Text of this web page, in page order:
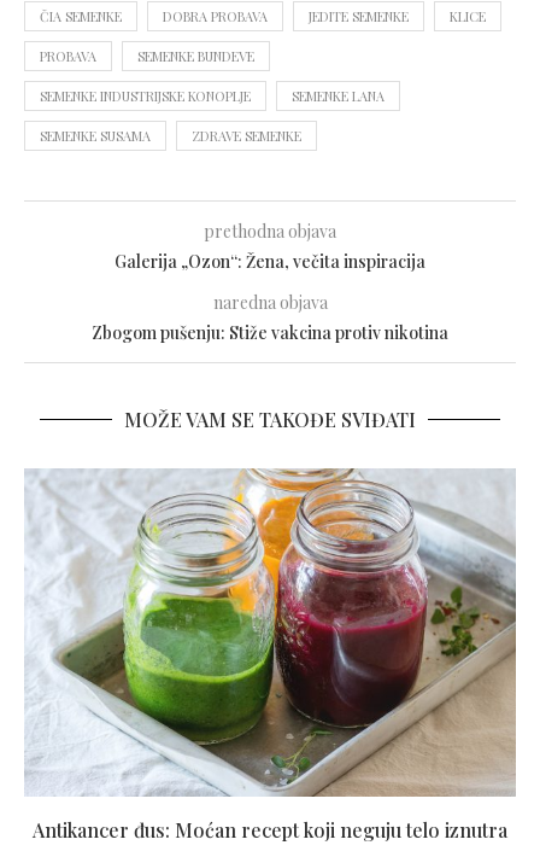
ČIA SEMENKE DOBRA PROBAVA JEDITE SEMENKE KLICE
PROBAVA SEMENKE BUNDEVE
SEMENKE INDUSTRIJSKE KONOPLJE SEMENKE LANA
SEMENKE SUSAMA ZDRAVE SEMENKE
prethodna objava
Galerija „Ozon“: Žena, večita inspiracija
naredna objava
Zbogom pušenju: Stiže vakcina protiv nikotina
MOŽE VAM SE TAKOĐE SVIĐATI
Antikancer đus: Moćan recept koji neguju telo iznutra